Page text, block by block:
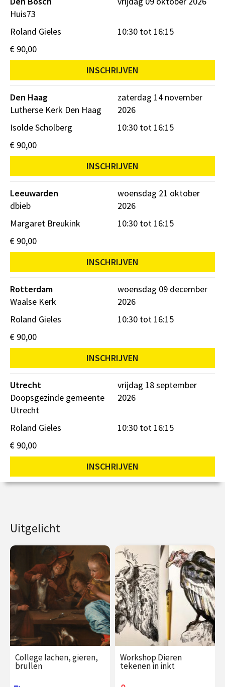
Huis73
10:30 tot 16:15
Roland Gieles
€ 90,00
INSCHRIJVEN
Den Haag
Lutherse Kerk Den Haag
zaterdag 14 november
2026
10:30 tot 16:15
Isolde Scholberg
€ 90,00
INSCHRIJVEN
Leeuwarden
dbieb
woensdag 21 oktober
2026
10:30 tot 16:15
Margaret Breukink
€ 90,00
INSCHRIJVEN
Rotterdam
Waalse Kerk
woensdag 09 december
2026
10:30 tot 16:15
Roland Gieles
€ 90,00
INSCHRIJVEN
Utrecht
Doopsgezinde gemeente
Utrecht
vrijdag 18 september
2026
10:30 tot 16:15
Roland Gieles
€ 90,00
INSCHRIJVEN
Uitgelicht
College lachen, gieren,
brullen
Workshop Dieren
tekenen in inkt